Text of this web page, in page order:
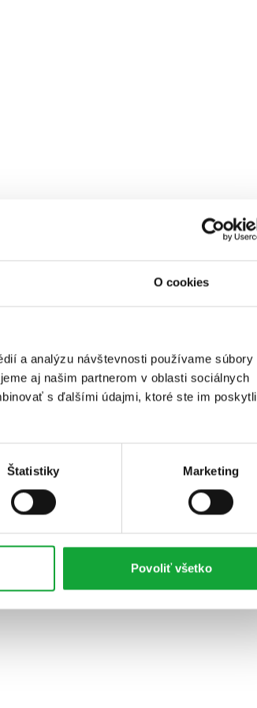
O cookies
a analýzu návštevnosti používame súbory
aj našim partnerom v oblasti sociálnych
s ďalšími údajmi, ktoré ste im poskytli
Štatistiky Marketing
Povoliť všetko